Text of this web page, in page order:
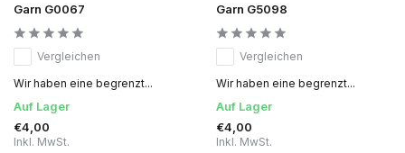
Garn G0067
Vergleichen
Wir haben eine begrenzt...
Auf Lager
€4,00
Inkl. MwSt.
Garn G5098
Vergleichen
Wir haben eine begrenzt...
Auf Lager
€4,00
Inkl. MwSt.